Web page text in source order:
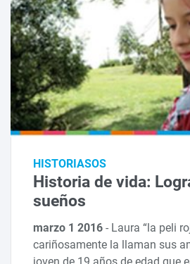
HISTORIASOS
Historia de vida:
sueños
marzo 1 2016- Laura “la peli
cariñosamente la llaman sus